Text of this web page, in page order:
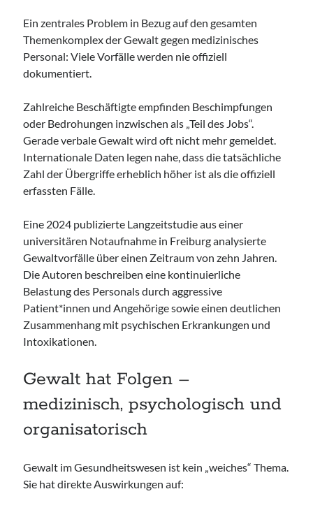
Ein zentrales Problem in Bezug auf den gesamten
Themenkomplex der Gewalt gegen medizinisches
Personal: Viele Vorfälle werden nie offiziell
dokumentiert.
Zahlreiche Beschäftigte empfinden Beschimpfungen
oder Bedrohungen inzwischen als „Teil des Jobs“.
Gerade verbale Gewalt wird oft nicht mehr gemeldet.
Internationale Daten legen nahe, dass die tatsächliche
Zahl der Übergriffe erheblich höher ist als die offiziell
erfassten Fälle.
Eine 2024 publizierte Langzeitstudie aus einer
universitären Notaufnahme in Freiburg analysierte
Gewaltvorfälle über einen Zeitraum von zehn Jahren.
Die Autoren beschreiben eine kontinuierliche
Belastung des Personals durch aggressive
Patient*innen und Angehörige sowie einen deutlichen
Zusammenhang mit psychischen Erkrankungen und
Intoxikationen.
Gewalt hat Folgen –
medizinisch, psychologisch und
organisatorisch
Gewalt im Gesundheitswesen ist kein „weiches“ Thema.
Sie hat direkte Auswirkungen auf: